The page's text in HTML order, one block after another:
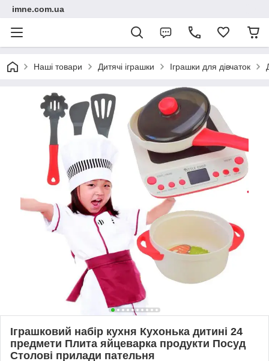
imne.com.ua
Наші товари Дитячі іграшки Іграшки для дівчаток
Іграшковий набір кухня Кухонька дитині 24
предмети Плита яйцеварка продукти Посуд
Столові прилади пательня